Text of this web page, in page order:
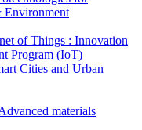
Environment
of Things : Innovation
Program (IoT)
Cities and Urban
materials